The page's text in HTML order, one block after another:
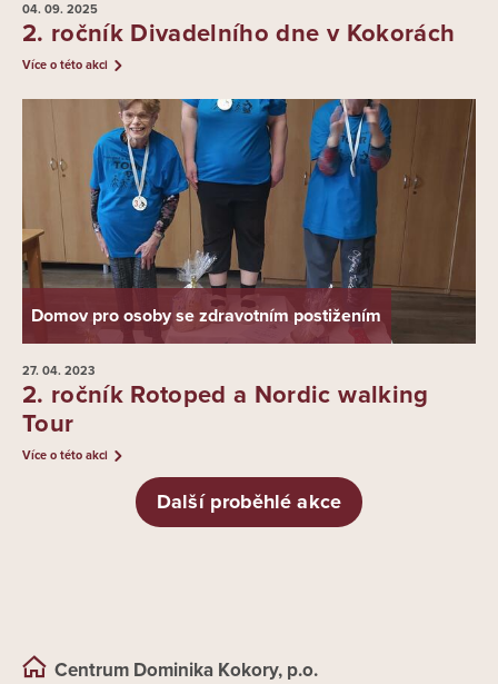
04. 09. 2025
2. ročník Divadelního dne v Kokorách
Více o této akci
Domov pro osoby se zdravotním postižením
27. 04. 2023
2. ročník Rotoped a Nordic walking
Tour
Více o této akci
Další proběhlé akce
Centrum Dominika Kokory, p.o.